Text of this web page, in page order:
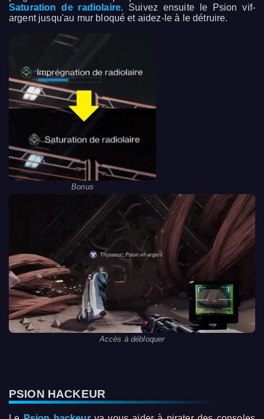
Saturation de radiolaire. Suivez ensuite le Psion vif-
argent jusqu'au mur bloqué et aidez-le à le détruire.
Bonus
Accès à débloquer
PSION HACKEUR